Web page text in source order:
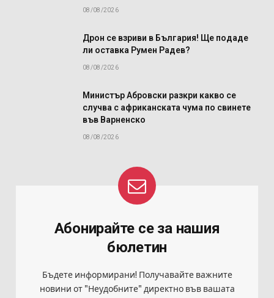
08/08/2026
Дрон се взриви в България! Ще подаде
ли оставка Румен Радев?
08/08/2026
Министър Абровски разкри какво се
случва с африканската чума по свинете
във Варненско
08/08/2026
Абонирайте се за нашия
бюлетин
Бъдете информирани! Получавайте важните
новини от "Неудобните" директно във вашата